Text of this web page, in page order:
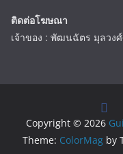
ติดต่อโฆษณา
เจ้าของ : พัฒนฉัตร มุลวง
Copyright © 2026
Theme: ColorMag by